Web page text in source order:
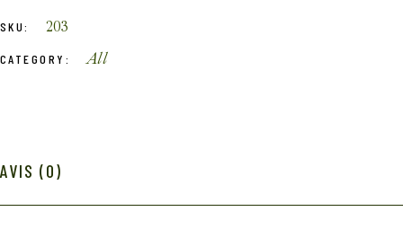
SKU: 203
CATEGORY: All
AVIS (0)